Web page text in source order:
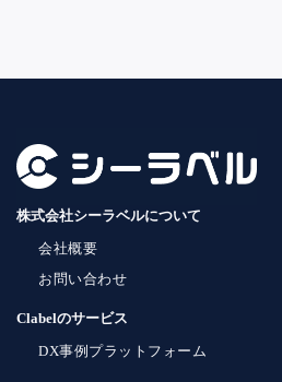
株式会社シーラベルについて
会社概要
お問い合わせ
Clabelのサービス
DX事例プラットフォーム